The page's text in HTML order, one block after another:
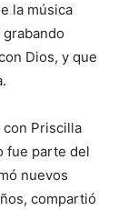
la música
Dios, y que
con Priscilla
fue parte del
nuevos
compartió